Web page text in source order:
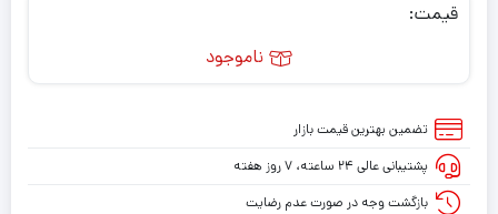
قیمت:
ناموجود
تضمین بهترین قیمت بازار
پشتیبانی عالی ۲۴ ساعته، ۷ روز هفته
بازگشت وجه در صورت عدم رضایت